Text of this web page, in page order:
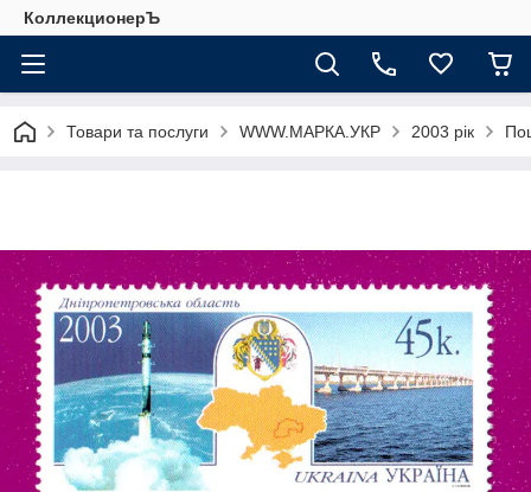
КоллекционерЪ
Товари та послуги WWW.МАРКА.УКР 2003 рік